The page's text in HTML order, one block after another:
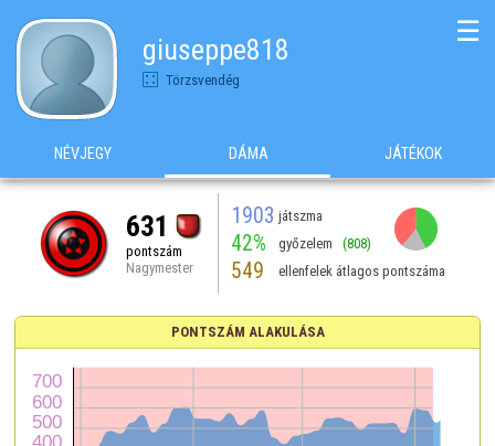
giuseppe818
Törzsvendég
☰
NÉVJEGY DÁMA JÁTÉKOK
631
pontszám
Nagymester
1903 játszma
42% győzelem (808)
549 ellenfelek átlagos pontszáma
PONTSZÁM ALAKULÁSA